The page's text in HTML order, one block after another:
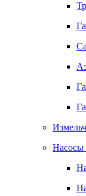
Насосы